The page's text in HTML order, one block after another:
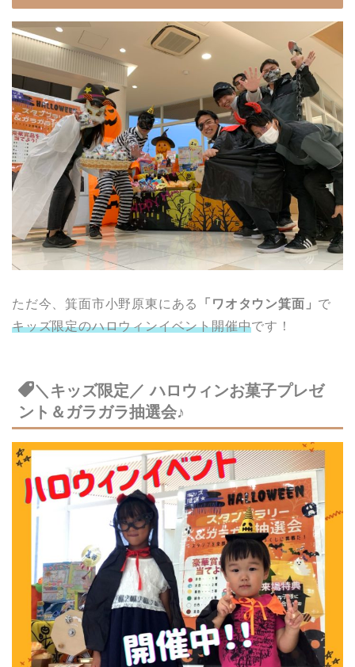
ただ今、箕面市小野原東にある 「ワオタウン箕面」 で
キッズ限定のハロウィンイベント開催中です！
＼キッズ限定／ ハロウィンお菓子プレゼ
ント＆ガラガラ抽選会♪